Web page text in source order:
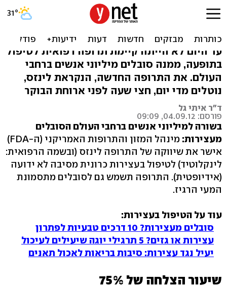
אישר תרופה נגד עצירות
עד היום לא הייתה קיימת תרופה רפואית לטיפול
בתופעה, ממנה סובלים מיליוני אנשים ברחבי
העולם. את התרופה החדשה, הנקראת לינזס,
נוטלים מדי יום, חצי שעה לפני ארוחת הבוקר
ד"ר איתי גל
פורסם: 04.09.12, 09:09
בשורה למיליוני אנשים ברחבי העולם הסובלים
מעצירות:
מינהל המזון והתרופות האמריקני (ה-FDA)
אישר את שיווקה של התרופה לינזס (ובשמה הרפואית:
לינקלוטיד) לטיפול בעצירות כרונית מסיבה לא ידועה
(אידיופטית). התרופה תשמש גם לסובלים מתסמונת
המעי הרגיז.
עוד על הטיפול בעצירות:
סובלים מעצירות? 10 דרכים טבעיות לפתרון
עצירות או גזים? 5 תרגילי יוגה שיעילים לעיכול
יעיל נגד עצירות: סיבות בריאות לאכול תאנים
שיעור הצלחה של 75%